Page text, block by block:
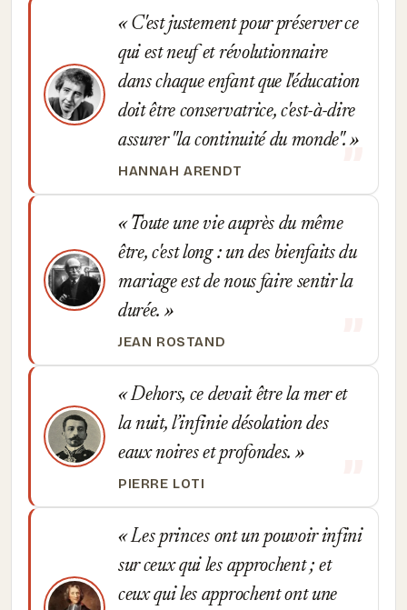
C'est justement pour préserver ce
qui est neuf et révolutionnaire
dans chaque enfant que l'éducation
doit être conservatrice, c'est-à-dire
assurer "la continuité du monde".
HANNAH ARENDT
Toute une vie auprès du même
être, c'est long : un des bienfaits du
mariage est de nous faire sentir la
durée.
JEAN ROSTAND
Dehors, ce devait être la mer et
la nuit, l’infinie désolation des
eaux noires et profondes.
PIERRE LOTI
Les princes ont un pouvoir infini
sur ceux qui les approchent ; et
ceux qui les approchent ont une